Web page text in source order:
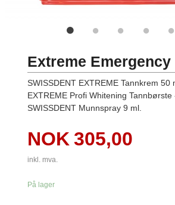
Extreme Emergency
SWISSDENT EXTREME Tannkrem 50
EXTREME Profi Whitening Tannbørste
SWISSDENT Munnspray 9 ml.
Pris
NOK 305,00
inkl. mva.
På lager